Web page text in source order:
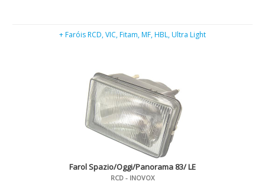
+ Faróis RCD, VIC, Fitam, MF, HBL, Ultra Light
Farol Spazio/Oggi/Panorama 83/ LE
RCD - INOVOX